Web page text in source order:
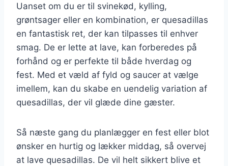
Uanset om du er til svinekød, kylling,
grøntsager eller en kombination, er quesadillas
en fantastisk ret, der kan tilpasses til enhver
smag. De er lette at lave, kan forberedes på
forhånd og er perfekte til både hverdag og
fest. Med et væld af fyld og saucer at vælge
imellem, kan du skabe en uendelig variation af
quesadillas, der vil glæde dine gæster.
Så næste gang du planlægger en fest eller blot
ønsker en hurtig og lækker middag, så overvej
at lave quesadillas. De vil helt sikkert blive et